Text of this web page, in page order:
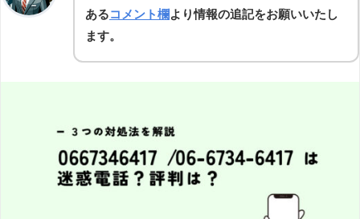
あるコメント欄より情報の追記をお願いいたし
ます。